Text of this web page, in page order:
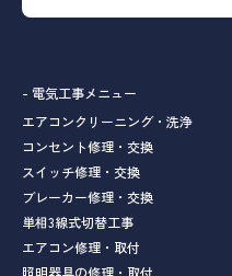
- 電気工事メニュー
エアコンクリーニング・洗浄
コンセント修理・交換
スイッチ修理・交換
ブレーカー修理・交換
単相3線式切替工事
エアコン修理・取付
照明器具の修理・取付